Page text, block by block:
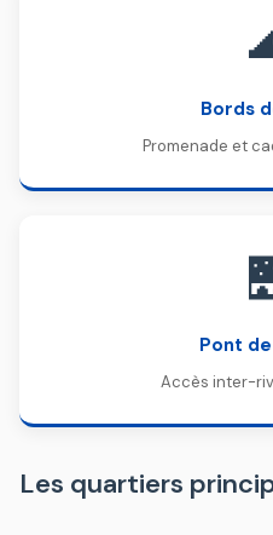
Bords
Promenade et
Pont
Accès inter-
Les quartiers